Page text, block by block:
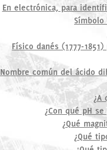
En electrónica, para
Físico danés (1777-
Nombre común del ácido
¿A
¿Con qué pH
¿Qué
¿Qué